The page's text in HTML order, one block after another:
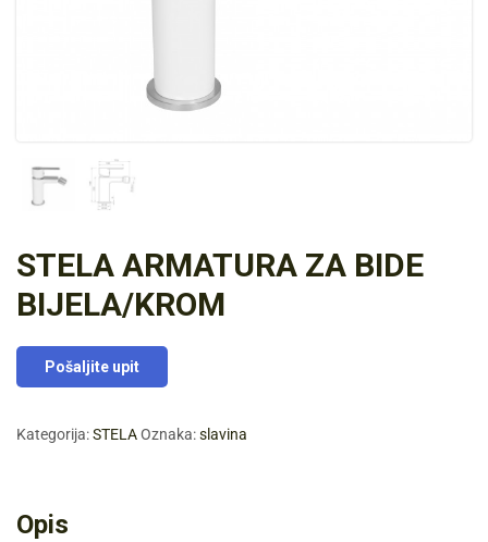
STELA ARMATURA ZA BIDE
BIJELA/KROM
Pošaljite upit
Kategorija:STELAOznaka:slavina
Opis